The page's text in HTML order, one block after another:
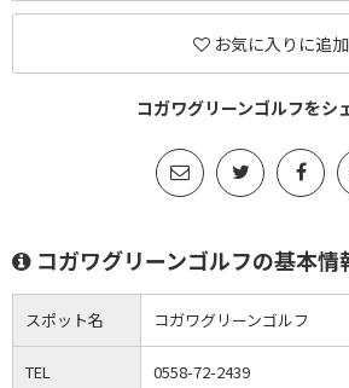
お気に入りに追加
コガワグリーンゴルフをシ
コガワグリーンゴルフの基本情
スポット名 コガワグリーンゴルフ
TEL 0558-72-2439